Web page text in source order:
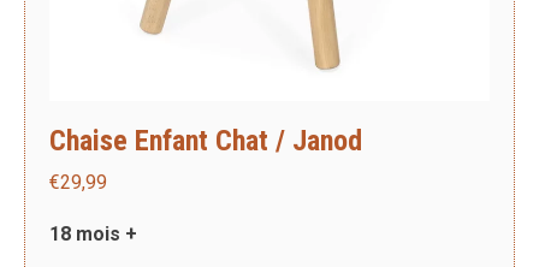
Chaise Enfant Chat / Janod
€29,99
18 mois +